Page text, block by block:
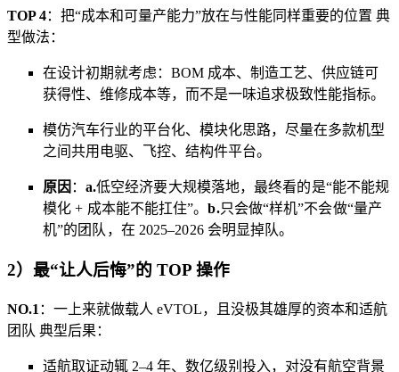
TOP 4：把“成本和可量产能力”放在与性能同样重要的位置 典
型做法：
在设计初期就考虑：BOM 成本、制造工艺、供应链可
获得性、维修成本等，而不是一味追求极致性能指标。
模仿汽车行业的平台化、模块化思路，尽量在多款机型
之间共用电驱、飞控、结构件平台。
原因 ： a.低空经济要大规模落地，最终看的是“能不能规
模化 + 成本能不能扛住”。b.只会做“样机”不会做“量产
机”的团队，在 2025–2026 会明显掉队。
2）最“让人后悔”的 TOP 操作
NO.1 ：一上来就做载人 eVTOL，且没极其雄厚的资本和适航
团队 典型后果：
适航取证动辄 2–4 年、数亿级别投入，对没有航空背景